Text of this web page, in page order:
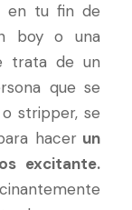
en tu fin de
boy o una
trata de un
que se
stripper, se
hacerun
excitante.